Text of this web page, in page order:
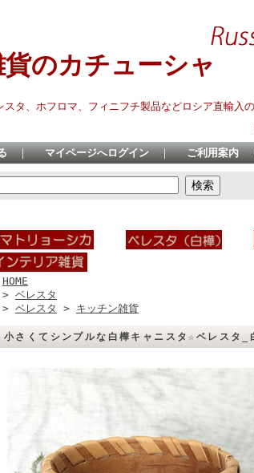
のカチューシャ
スタ、ホフロマ、フィニフチ製品などロシア直輸入
｜ マイページへログイン ｜ ご利用案内
HOME
> ベレスタ
> ベレスタ > キッチン雑貨
小さくてシンプルな白樺キャニスタ☆ベレスタ_